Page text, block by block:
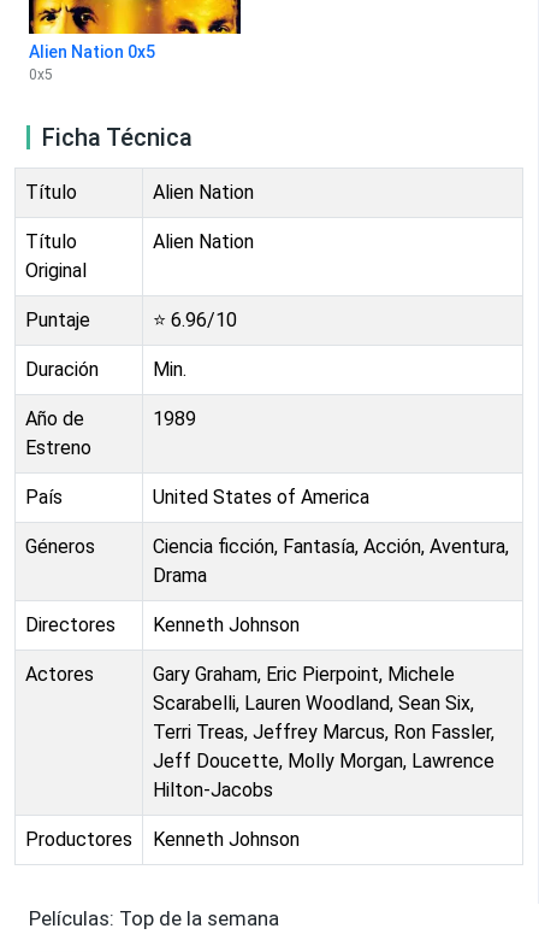
Alien Nation 0x5
0x5
Ficha Técnica
Título Alien Nation
Título
Original
Alien Nation
Puntaje ⭐ 6.96/10
Duración Min.
Año de
Estreno
1989
País United States of America
Géneros
Ciencia ficción, Fantasía, Acción, Aventura,
Drama
Directores Kenneth Johnson
Actores
Gary Graham, Eric Pierpoint, Michele
Scarabelli, Lauren Woodland, Sean Six,
Terri Treas, Jeffrey Marcus, Ron Fassler,
Jeff Doucette, Molly Morgan, Lawrence
Hilton-Jacobs
Productores Kenneth Johnson
Películas: Top de la semana